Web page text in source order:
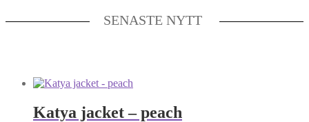
SENASTE NYTT
Katya jacket – peach